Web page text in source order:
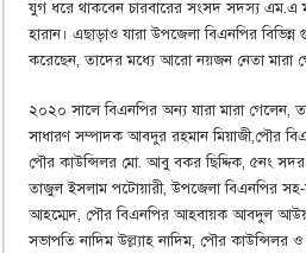
যুগ ধরে থাকবেন চারবারের সংসদ সদস্য এম.এ
হারান। এছাড়াও যারা উপজেলা বিএনপির
করেছেন, তাদের মধ্যে আরো নয়জন নেতা মারা
২০২০ সালে বিএনপির অন্য যারা মারা গেলেন,
সাধারণ সম্পাদক আবদুর রহমান মিয়াজী,পৌর
পৌর কাউন্সিলর মো. আবু বকর ছিদ্দিক, ৫নং
তাজুল ইসলাম পটোয়ারী, উপজেলা বিএনপির সহ-
আহম্মেদ, পৌর বিএনপির আহবায়ক আবদুল
সভাপতি নাদিম উল্ল্যাহ নাদিম, পৌর